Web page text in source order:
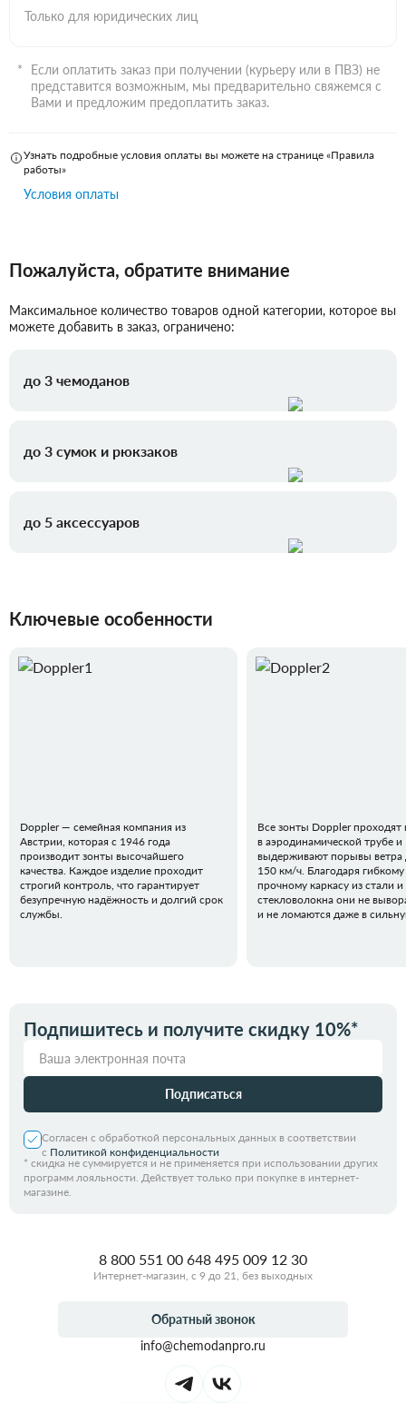
Только для юридических лиц
Если оплатить заказ при получении (курьеру или в ПВЗ) не
представится возможным, мы предварительно свяжемся с
Вами и предложим предоплатить заказ.
Узнать подробные условия оплаты вы можете на странице «Правила
работы»
Условия оплаты
Пожалуйста, обратите внимание
Максимальное количество товаров одной категории, которое вы
можете добавить в заказ, ограничено:
до 3 чемоданов
до 3 сумок и рюкзаков
до 5 аксессуаров
Ключевые особенности
Doppler — семейная компания из
Австрии, которая с 1946 года
производит зонты высочайшего
качества. Каждое изделие проходит
строгий контроль, что гарантирует
безупречную надёжность и долгий срок
службы.
Все зонты Doppler проходят
в аэродинамической трубе и
выдерживают порывы ветра
150 км/ч. Благодаря
прочному каркасу из стали и
стекловолокна они не
и не ломаются даже в
Подпишитесь и получите скидку 10%*
Подписаться
Согласен с обработкой персональных данных в соответствии
с Политикой конфиденциальности
* скидка не суммируется и не применяется при использовании других
программ лояльности. Действует только при покупке в интернет-
магазине.
8 800 551 00 648 495 009 12 30
Интернет-магазин, с 9 до 21, без выходных
Обратный звонок
info@chemodanpro.ru